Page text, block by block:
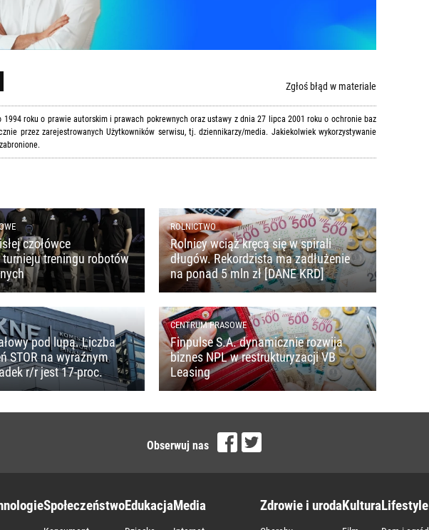
Zgłoś błąd w materiale
roku o prawie autorskim i prawach pokrewnych oraz ustawy z dnia 27 lipca 2001 roku o ochronie baz
przez zarejestrowanych Użytkowników serwisu, tj. dziennikarzy/media. Jakiekolwiek wykorzystywanie
czołówce
treningu robotów
ROLNICTWO
Rolnicy wciąż kręcą się w spirali
długów. Rekordzista ma zadłużenie
na ponad 5 mln zł [DANE KRD]
pod lupą. Liczba
STOR na wyraźnym
r/r jest 17-proc.
CENTRUM PRASOWE
Finpulse S.A. dynamicznie rozwija
biznes NPL w restrukturyzacji VB
Leasing
Obserwuj nas
SpołeczeństwoEdukacjaMedia Zdrowie i urodaKulturaLifestyle